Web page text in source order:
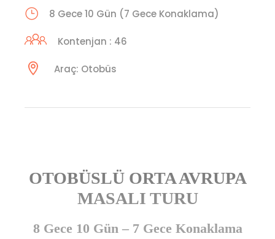
8 Gece 10 Gün (7 Gece Konaklama)
Kontenjan : 46
Araç: Otobüs
OTOBÜSLÜ ORTA AVRUPA
MASALI TURU
8 Gece 10 Gün – 7 Gece Konaklama